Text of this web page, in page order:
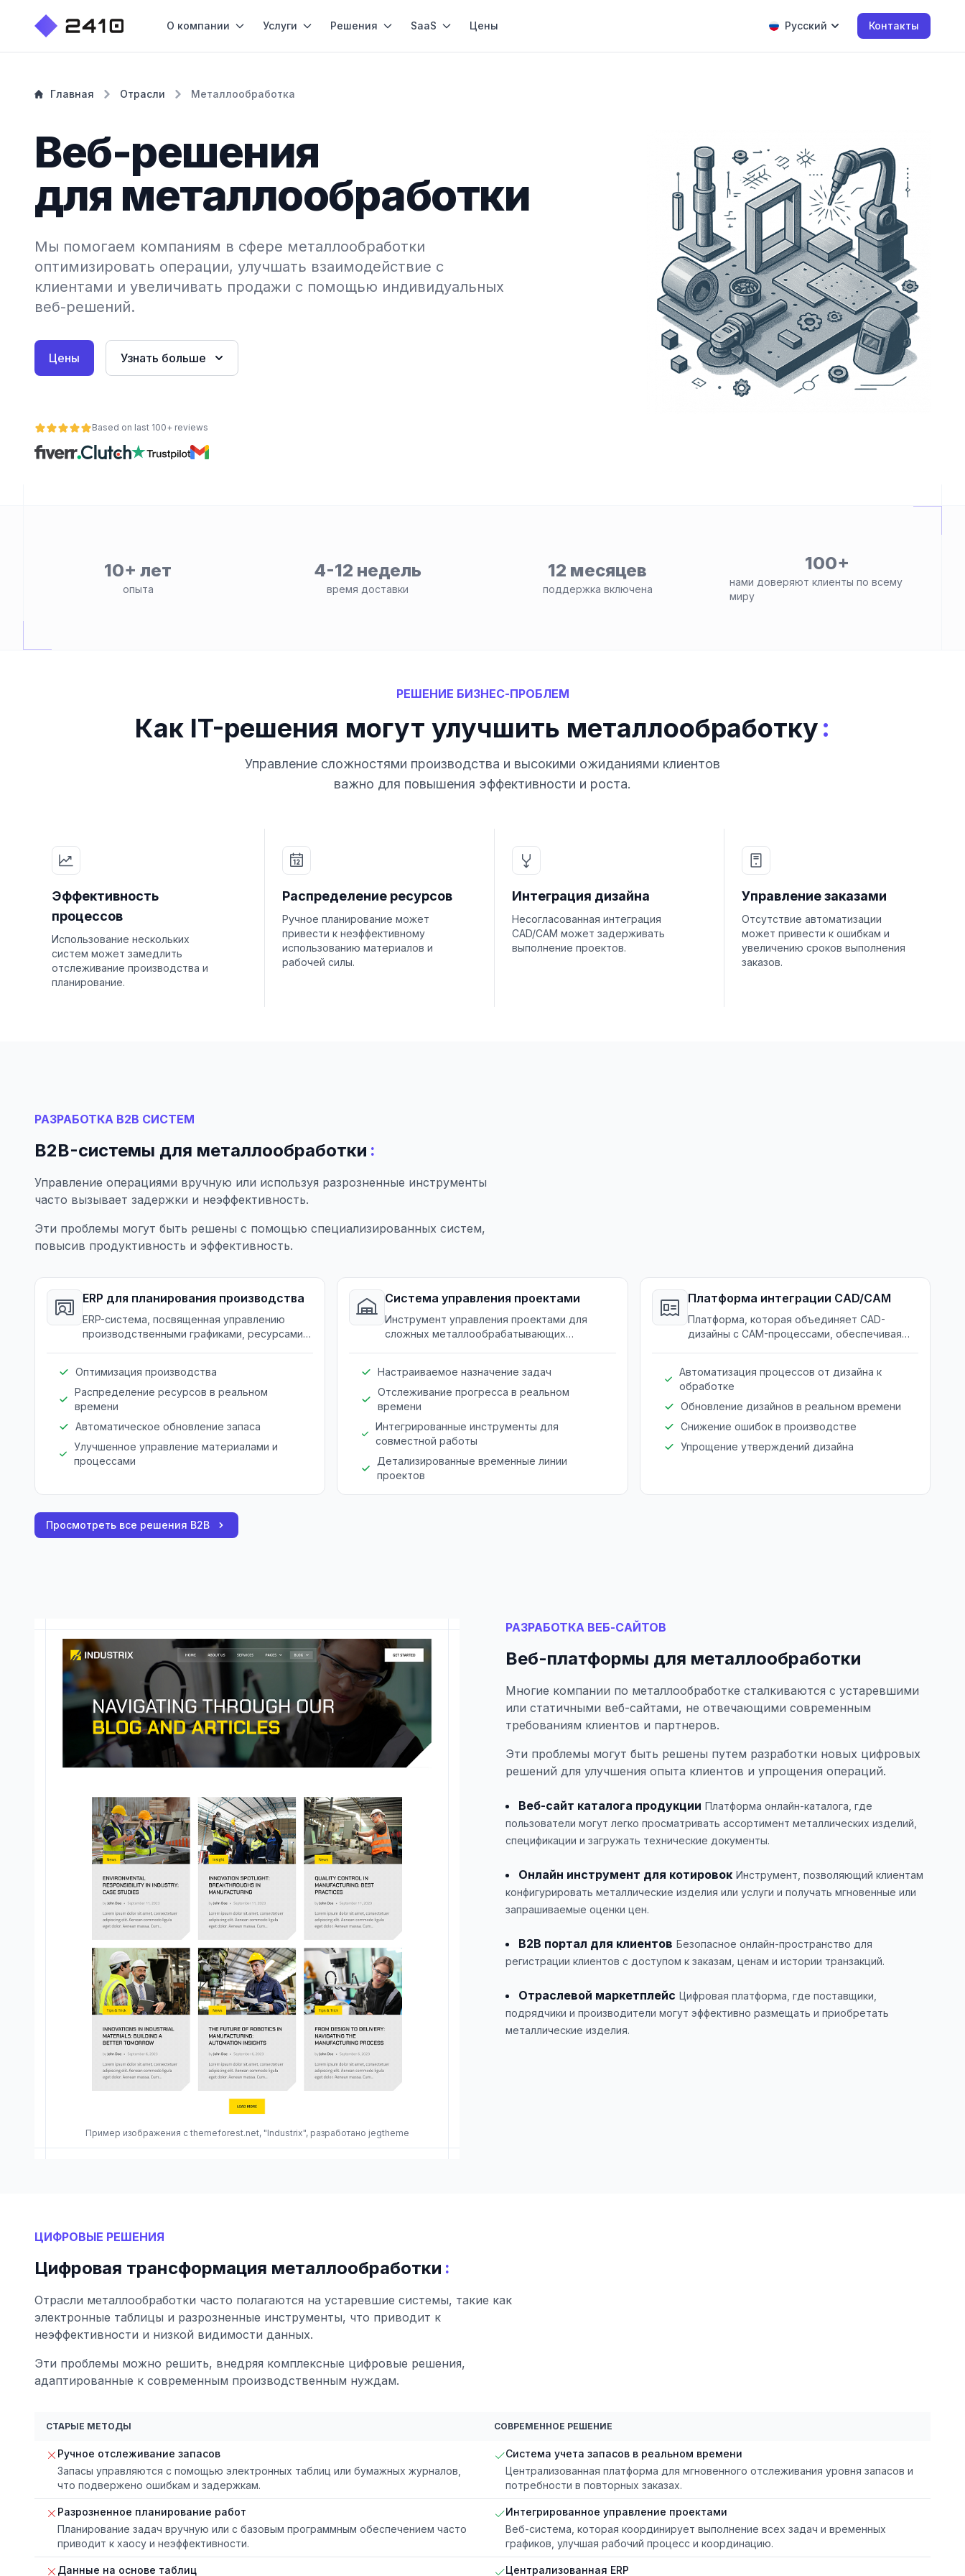
О компании Услуги Решения SaaS Цены Русский Контакты
Главная Отрасли Металлообработка
Веб-решения
для металлообработки
Мы помогаем компаниям в сфере металлообработки
оптимизировать операции, улучшать взаимодействие с
клиентами и увеличивать продажи с помощью индивидуальных
веб-решений.
Цены Узнать больше
Based on last 100+ reviews
10+ лет
опыта
4-12 недель
время доставки
12 месяцев
поддержка включена
100+
нами доверяют клиенты по всему
миру
РЕШЕНИЕ БИЗНЕС-ПРОБЛЕМ
Как IT-решения могут улучшить металлообработку:
Управление сложностями производства и высокими ожиданиями клиентов
важно для повышения эффективности и роста.
Эффективность
процессов
Использование нескольких
систем может замедлить
отслеживание производства и
планирование.
Распределение ресурсов
Ручное планирование может
привести к неэффективному
использованию материалов и
рабочей силы.
Интеграция дизайна
Несогласованная интеграция
CAD/CAM может задерживать
выполнение проектов.
Управление заказами
Отсутствие автоматизации
может привести к ошибкам и
увеличению сроков выполнения
заказов.
РАЗРАБОТКА B2B СИСТЕМ
B2B-системы для металлообработки :
Управление операциями вручную или используя разрозненные инструменты
часто вызывает задержки и неэффективность.
Эти проблемы могут быть решены с помощью специализированных систем,
повысив продуктивность и эффективность.
ERP для планирования производства
ERP-система, посвященная управлению
производственными графиками, ресурсами и
Оптимизация производства
Распределение ресурсов в реальном
времени
Автоматическое обновление запаса
Улучшенное управление материалами и
процессами
Система управления проектами
Инструмент управления проектами для
сложных металлообрабатывающих
Настраиваемое назначение задач
Отслеживание прогресса в реальном
времени
Интегрированные инструменты для
совместной работы
Детализированные временные линии
проектов
Платформа интеграции CAD/CAM
Платформа, которая объединяет CAD-
дизайны с CAM-процессами, обеспечивая
Автоматизация процессов от дизайна к
обработке
Обновление дизайнов в реальном времени
Снижение ошибок в производстве
Упрощение утверждений дизайна
Просмотреть все решения B2B
Пример изображения с themeforest.net, "Industrix", разработано jegtheme
РАЗРАБОТКА ВЕБ-САЙТОВ
Веб-платформы для металлообработки
Многие компании по металлообработке сталкиваются с устаревшими
или статичными веб-сайтами, не отвечающими современным
требованиям клиентов и партнеров.
Эти проблемы могут быть решены путем разработки новых цифровых
решений для улучшения опыта клиентов и упрощения операций.
Веб-сайт каталога продукции Платформа онлайн-каталога, где
пользователи могут легко просматривать ассортимент металлических изделий,
спецификации и загружать технические документы.
Онлайн инструмент для котировок Инструмент, позволяющий клиентам
конфигурировать металлические изделия или услуги и получать мгновенные или
запрашиваемые оценки цен.
B2B портал для клиентов Безопасное онлайн-пространство для
регистрации клиентов с доступом к заказам, ценам и истории транзакций.
Отраслевой маркетплейс Цифровая платформа, где поставщики,
подрядчики и производители могут эффективно размещать и приобретать
металлические изделия.
ЦИФРОВЫЕ РЕШЕНИЯ
Цифровая трансформация металлообработки :
Отрасли металлообработки часто полагаются на устаревшие системы, такие как
электронные таблицы и разрозненные инструменты, что приводит к
неэффективности и низкой видимости данных.
Эти проблемы можно решить, внедряя комплексные цифровые решения,
адаптированные к современным производственным нуждам.
СТАРЫЕ МЕТОДЫ СОВРЕМЕННОЕ РЕШЕНИЕ
Ручное отслеживание запасов
Запасы управляются с помощью электронных таблиц или бумажных журналов,
что подвержено ошибкам и задержкам.
Система учета запасов в реальном времени
Централизованная платформа для мгновенного отслеживания уровня запасов и
потребности в повторных заказах.
Разрозненное планирование работ
Планирование задач вручную или с базовым программным обеспечением часто
приводит к хаосу и неэффективности.
Интегрированное управление проектами
Веб-система, которая координирует выполнение всех задач и временных
графиков, улучшая рабочий процесс и координацию.
Данные на основе таблиц Централизованная ERP